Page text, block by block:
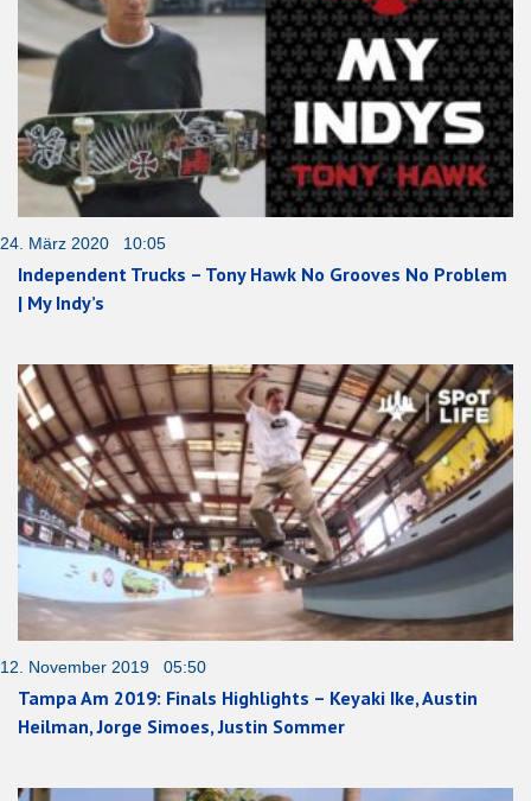
24. März 2020 10:05
Independent Trucks – Tony Hawk No Grooves No Problem
| My Indy’s
12. November 2019 05:50
Tampa Am 2019: Finals Highlights – Keyaki Ike, Austin
Heilman, Jorge Simoes, Justin Sommer